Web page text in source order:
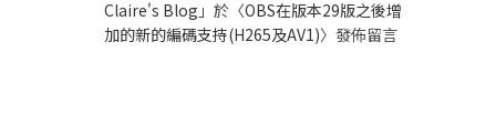
Claire's Blog 」於〈OBS在版本29版之後增
加的新的編碼支持(H265及AV1)〉發佈留言